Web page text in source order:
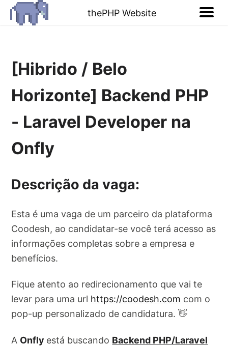
thePHP Website
[Hibrido / Belo
Horizonte] Backend PHP
- Laravel Developer na
Onfly
Descrição da vaga:
Esta é uma vaga de um parceiro da plataforma
Coodesh, ao candidatar-se você terá acesso as
informações completas sobre a empresa e
benefícios.
Fique atento ao redirecionamento que vai te
levar para uma url https://coodesh.com com o
pop-up personalizado de candidatura. 👋
A Onfly está buscando Backend PHP/Laravel